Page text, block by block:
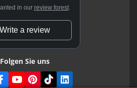
in our review forest.
Write a review
Folgen Sie uns